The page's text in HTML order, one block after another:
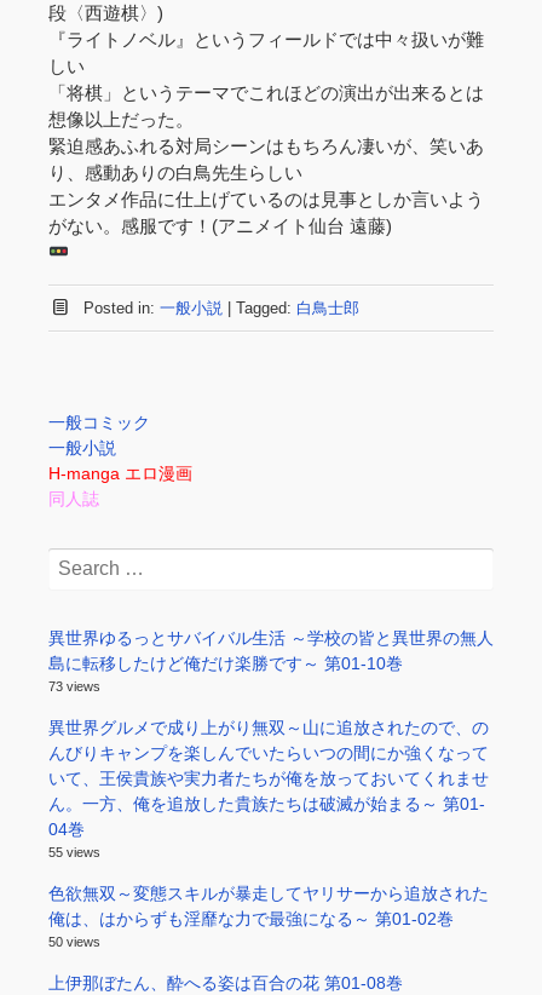
段〈西遊棋〉)
『ライトノベル』というフィールドでは中々扱いが難
しい
「将棋」というテーマでこれほどの演出が出来るとは
想像以上だった。
緊迫感あふれる対局シーンはもちろん凄いが、笑いあ
り、感動ありの白鳥先生らしい
エンタメ作品に仕上げているのは見事としか言いよう
がない。感服です！(アニメイト仙台 遠藤)
Posted in: 一般小説 Tagged: 白鳥士郎
一般コミック
一般小説
H-manga エロ漫画
同人誌
Search
異世界ゆるっとサバイバル生活 ～学校の皆と異世界の無人
島に転移したけど俺だけ楽勝です～ 第01-10巻
73 views
異世界グルメで成り上がり無双～山に追放されたので、の
んびりキャンプを楽しんでいたらいつの間にか強くなって
いて、王侯貴族や実力者たちが俺を放っておいてくれませ
ん。一方、俺を追放した貴族たちは破滅が始まる～ 第01-
04巻
55 views
色欲無双～変態スキルが暴走してヤリサーから追放された
俺は、はからずも淫靡な力で最強になる～ 第01-02巻
50 views
上伊那ぼたん、酔へる姿は百合の花 第01-08巻